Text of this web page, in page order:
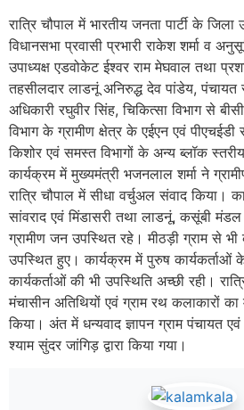
रात्रि चौपाल में भारतीय जनता पार्टी के जिला
विधानसभा प्रवासी प्रभारी राकेश शर्मा व
उपाध्यक्ष एडवोकेट ईश्वर राम मेघवाल तथा
तहसीलदार लाडनूं अनिरुद्ध देव पांडेय,
अधिकारी रघुवीर सिंह, चिकित्सा विभाग से
विभाग के ग्रामीण क्षेत्र के एईएन एवं
किशोर एवं समस्त विभागों के अन्य ब्लॉक
कार्यक्रम में मुख्यमंत्री भजनलाल शर्मा ने
रात्रि चौपाल में सीधा वर्चुअल संवाद किया।
सांवराद एवं मिंडासरी तथा लाडनूं, कसूंबी
ग्रामीण जन उपस्थित रहे। मीठड़ी ग्राम से भी
उपस्थित हुए। कार्यक्रम में पुरुष कार्यकर्ताओं
कार्यकर्ताओं की भी उपस्थिति अच्छी रही।
मंचासीन अतिथियों एवं ग्राम रथ कलाकारों का
किया। अंत में धन्यवाद ज्ञापन ग्राम पंचायत
श्याम सुंदर जांगिड़ द्वारा किया गया।